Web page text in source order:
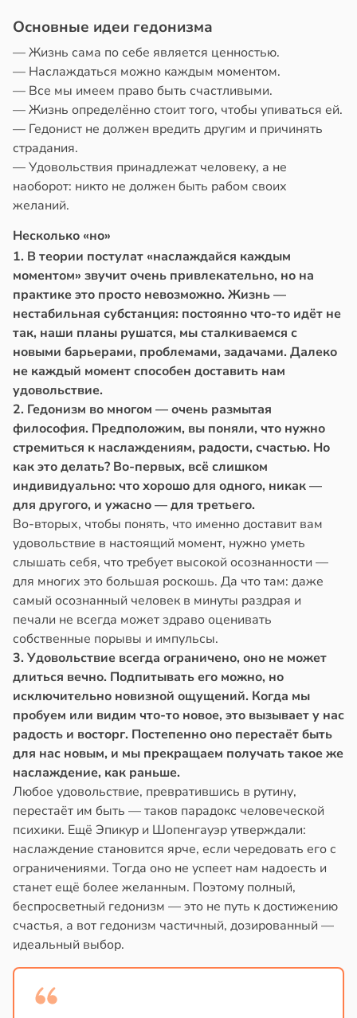
Основные идеи гедонизма
— Жизнь сама по себе является ценностью.
— Наслаждаться можно каждым моментом.
— Все мы имеем право быть счастливыми.
— Жизнь определённо стоит того, чтобы упиваться ей.
— Гедонист не должен вредить другим и причинять
страдания.
— Удовольствия принадлежат человеку, а не
наоборот: никто не должен быть рабом своих
желаний.
Несколько «но»
1. В теории постулат «наслаждайся каждым
моментом» звучит очень привлекательно, но на
практике это просто невозможно. Жизнь —
нестабильная субстанция: постоянно что-то идёт не
так, наши планы рушатся, мы сталкиваемся с
новыми барьерами, проблемами, задачами. Далеко
не каждый момент способен доставить нам
удовольствие.
2. Гедонизм во многом — очень размытая
философия. Предположим, вы поняли, что нужно
стремиться к наслаждениям, радости, счастью. Но
как это делать? Во-первых, всё слишком
индивидуально: что хорошо для одного, никак —
для другого, и ужасно — для третьего.
Во-вторых, чтобы понять, что именно доставит вам
удовольствие в настоящий момент, нужно уметь
слышать себя, что требует высокой осознанности —
для многих это большая роскошь. Да что там: даже
самый осознанный человек в минуты раздрая и
печали не всегда может здраво оценивать
собственные порывы и импульсы.
3. Удовольствие всегда ограничено, оно не может
длиться вечно. Подпитывать его можно, но
исключительно новизной ощущений. Когда мы
пробуем или видим что-то новое, это вызывает у нас
радость и восторг. Постепенно оно перестаёт быть
для нас новым, и мы прекращаем получать такое же
наслаждение, как раньше.
Любое удовольствие, превратившись в рутину,
перестаёт им быть — таков парадокс человеческой
психики. Ещё Эпикур и Шопенгауэр утверждали:
наслаждение становится ярче, если чередовать его с
ограничениями. Тогда оно не успеет нам надоесть и
станет ещё более желанным. Поэтому полный,
беспросветный гедонизм — это не путь к достижению
счастья, а вот гедонизм частичный, дозированный —
идеальный выбор.